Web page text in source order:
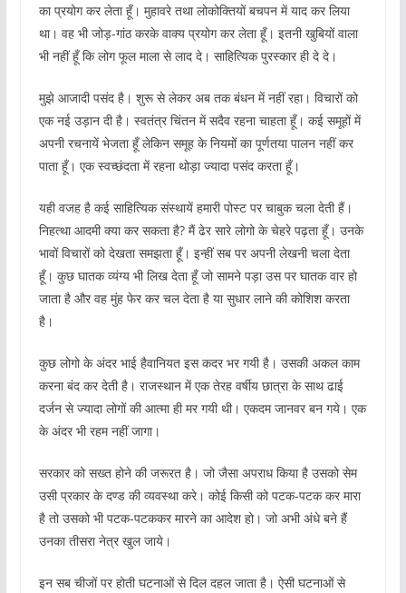
का प्रयोग कर लेता हूँ। मुहावरे तथा लोकोक्तियों बचपन में याद कर लिया
था। वह भी जोड़-गांठ करके वाक्य प्रयोग कर लेता हूँ। इतनी खुबियों वाला
भी नहीं हूँ कि लोग फूल माला से लाद दे। साहित्यिक पुरस्कार ही दे दे।
मुझे आजादी पसंद है। शुरू से लेकर अब तक बंधन में नहीं रहा। विचारों को
एक नई उड़ान दी है। स्वतंत्र चिंतन में सदैव रहना चाहता हूँ। कई समूहों में
अपनी रचनायें भेजता हूँ लेकिन समूह के नियमों का पूर्णतया पालन नहीं कर
पाता हूँ। एक स्वच्छंदता में रहना थोड़ा ज्यादा पसंद करता हूँ।
यही वजह है कई साहित्यिक संस्थायें हमारी पोस्ट पर चाबुक चला देती हैं।
निहत्था आदमी क्या कर सकता है? मैं ढेर सारे लोगो के चेहरे पढ़ता हूँ। उनके
भावों विचारों को देखता समझता हूँ। इन्हीं सब पर अपनी लेखनी चला देता
हूँ। कुछ घातक व्यंग्य भी लिख देता हूँ जो सामने पड़ा उस पर घातक वार हो
जाता है और वह मुंह फेर कर चल देता है या सुधार लाने की कोशिश करता
है।
कुछ लोगो के अंदर भाई हैवानियत इस कदर भर गयी है। उसकी अकल काम
करना बंद कर देती है। राजस्थान में एक तेरह वर्षीय छात्रा के साथ ढाई
दर्जन से ज्यादा लोगों की आत्मा ही मर गयी थी। एकदम जानवर बन गये। एक
के अंदर भी रहम नहीं जागा।
सरकार को सख्त होने की जरूरत है। जो जैसा अपराध किया है उसको सेम
उसी प्रकार के दण्ड की व्यवस्था करे। कोई किसी को पटक-पटक कर मारा
है तो उसको भी पटक-पटककर मारने का आदेश हो। जो अभी अंधे बने हैं
उनका तीसरा नेत्र खुल जाये।
इन सब चीजों पर होती घटनाओं से दिल दहल जाता है। ऐसी घटनाओं से